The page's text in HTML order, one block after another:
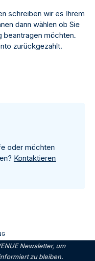
schreiben wir es Ihrem
dann wählen ob Sie
beantragen möchten.
zurückgezahlt.
oder möchten
Kontaktieren
Newsletter, um
zu bleiben.